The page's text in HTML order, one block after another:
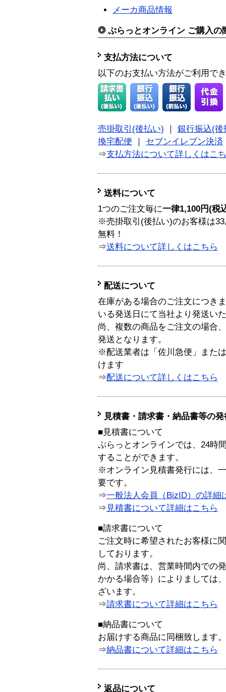
メーカ商品情報
ぷらっとオンライン ご購入の
支払方法について
以下のお支払い方法がご利用で
売掛取引(後払い)
銀行振込(後
換宅配便
セブンイレブン決済
⇒支払方法について詳しくはこ
送料について
1つのご注文毎に一律1,100円(税
※売掛取引(後払い)のお客様は
無料！
⇒送料について詳しくはこちら
配送について
在庫がある場合のご注文につき
いる発送日にて当社より発送い
尚、複数の商品をご注文の場合
発送となります。
※配送業者は「佐川急便」また
けます
⇒配送について詳しくはこちら
見積書・請求書・納品書等の
■見積書について
ぷらっとオンラインでは、24時
することができます。
※オンライン見積書発行には、
要です。
⇒一般法人会員（BizID）の詳細
⇒ 見積書について詳細はこちら
■請求書について
ご注文時に希望されたお客様に
しております。
尚、請求書は、営業時間内での
かかる場合等）によりましては
ざいます。
⇒請求書について詳細はこちら
■納品書について
お届けする商品に同梱致します。
⇒納品書について詳細はこちら
返品について